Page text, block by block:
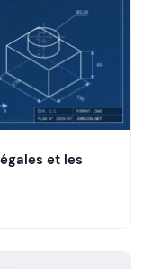
et les